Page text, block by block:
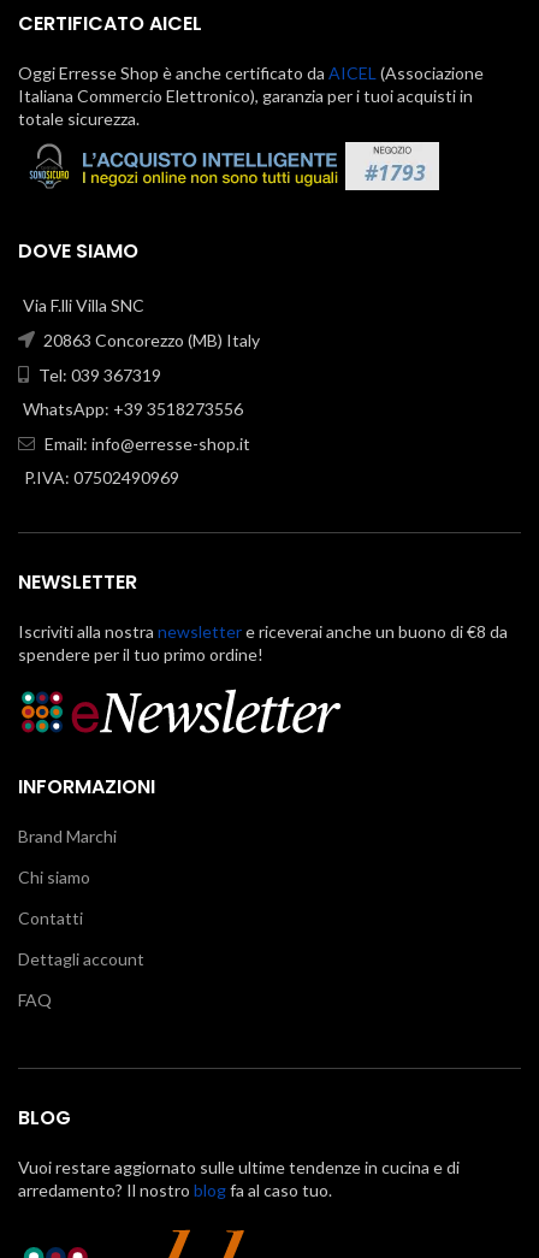
CERTIFICATO AICEL
Oggi Erresse Shop è anche certificato da AICEL (Associazione
Italiana Commercio Elettronico), garanzia per i tuoi acquisti in
totale sicurezza.
DOVE SIAMO
Via F.lli Villa SNC
20863 Concorezzo (MB) Italy
Tel: 039 367319
WhatsApp: +39 3518273556
Email: info@erresse-shop.it
P.IVA: 07502490969
NEWSLETTER
Iscriviti alla nostra newslettere riceverai anche un buono di €8 da
spendere per il tuo primo ordine!
INFORMAZIONI
Brand Marchi
Chi siamo
Contatti
Dettagli account
FAQ
BLOG
Vuoi restare aggiornato sulle ultime tendenze in cucina e di
arredamento? Il nostro blogfa al caso tuo.